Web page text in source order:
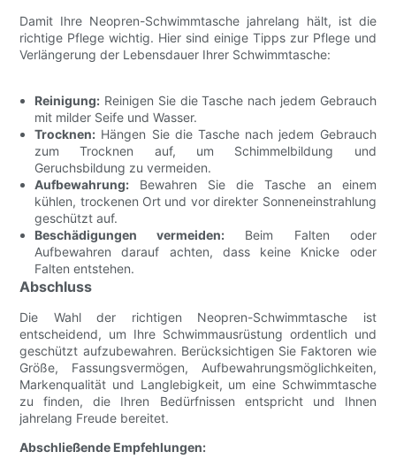
Damit Ihre Neopren-Schwimmtasche jahrelang hält, ist die
richtige Pflege wichtig. Hier sind einige Tipps zur Pflege und
Verlängerung der Lebensdauer Ihrer Schwimmtasche:
Reinigung: Reinigen Sie die Tasche nach jedem Gebrauch
mit milder Seife und Wasser.
Trocknen: Hängen Sie die Tasche nach jedem Gebrauch
zum Trocknen auf, um Schimmelbildung und
Geruchsbildung zu vermeiden.
Aufbewahrung: Bewahren Sie die Tasche an einem
kühlen, trockenen Ort und vor direkter Sonneneinstrahlung
geschützt auf.
Beschädigungen vermeiden: Beim Falten oder
Aufbewahren darauf achten, dass keine Knicke oder
Falten entstehen.
Abschluss
Die Wahl der richtigen Neopren-Schwimmtasche ist
entscheidend, um Ihre Schwimmausrüstung ordentlich und
geschützt aufzubewahren. Berücksichtigen Sie Faktoren wie
Größe, Fassungsvermögen, Aufbewahrungsmöglichkeiten,
Markenqualität und Langlebigkeit, um eine Schwimmtasche
zu finden, die Ihren Bedürfnissen entspricht und Ihnen
jahrelang Freude bereitet.
Abschließende Empfehlungen: